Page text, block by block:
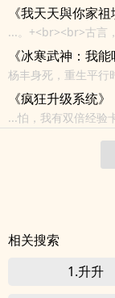
到佛陀鬼印的破解
女），再找個愛自
崽子快快樂...
《我天天與你家祖
...。+<br><br>古言
級（找到佛陀鬼印
（養女），再找個愛
個...
《冰寒武神：我
幻
玄幻小说
杨丰身死，重生平行
神灵挑选，蜕变不限
《疯狂升级系统》
...怕，我有双倍经验
什么天才，什么大
疯狂升级，都被远远
相关搜索
1.升升